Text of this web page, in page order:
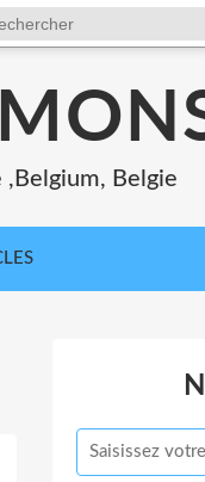
Belgie